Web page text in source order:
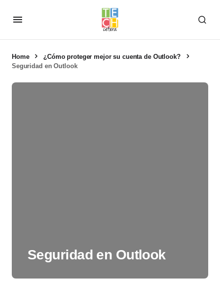
Home
¿Cómo proteger mejor su cuenta de Outlook?
Seguridad en Outlook
Seguridad en Outlook